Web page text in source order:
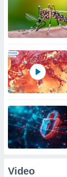
Video